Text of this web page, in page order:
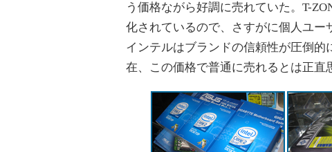
う価格ながら好調に売れていた。T-
化されているので、さすがに個人ユー
インテルはブランドの信頼性が圧倒
在、この価格で普通に売れるとは正直